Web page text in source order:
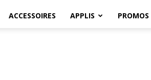
ACCESSOIRES APPLIS PROMOS